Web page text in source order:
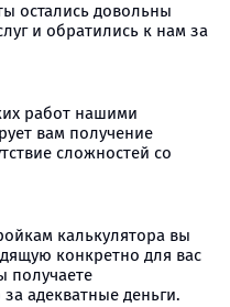
остались довольны
и обратились к нам за
работ нашими
вам получение
сложностей со
калькулятора вы
конкретно для вас
получаете
адекватные деньги.